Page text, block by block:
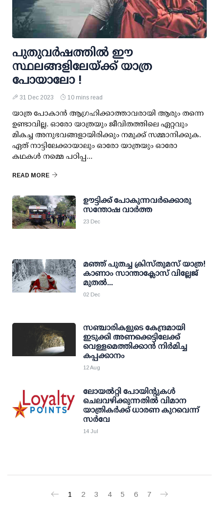
പുതുവര്‍ഷത്തില്‍ ഈ
സ്ഥലങ്ങളിലേയ്ക്ക് യാത്ര
പോയാലോ !
31 Dec 2023 10 mins read
യാത്ര പോകാന്‍ ആഗ്രഹിക്കാത്താവരായി ആരും തന്നെ
ഉണ്ടാവില്ല. ഓരോ യാത്രയും ജീവിതത്തിലെ ഏറ്റവും
മികച്ച അനുഭവങ്ങളായിരിക്കും നമുക്ക് സമ്മാനിക്കുക.
ഏത് നാട്ടിലേക്കായാലും ഓരോ യാത്രയും ഓരോ
കഥകള്‍ നമ്മെ പഠിപ്പ...
READ MORE
ഊട്ടിക്ക് പോകുന്നവര്‍ക്കൊരു
സന്തോഷ വാര്‍ത്ത
23 Dec
മഞ്ഞ് പുതച്ച ക്രിസ്തുമസ് യാത്ര!
കാണാം സാന്താക്ലോസ് വില്ലേജ്
മുതല്‍...
02 Dec
സഞ്ചാരികളുടെ കേന്ദ്രമായി
ഇടുക്കി അണക്കെട്ടിലേക്ക്
വെള്ളമെത്തിക്കാൻ നിർമിച്ച
കപ്പക്കാനം
12 Aug
ലോയല്‍റ്റി പോയിന്റുകള്‍
ചെലവഴിക്കുന്നതില്‍ വിമാന
യാത്രികര്‍ക്ക് ധാരണ കുറവെന്ന്
സര്‍വേ
14 Jul
1 2 3 4 5 6 7